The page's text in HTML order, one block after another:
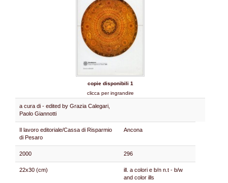
copie disponibili 1
clicca per ingrandire
a cura di - edited by Grazia Calegari,
Paolo Giannotti
Il lavoro editoriale/Cassa di Risparmio
di Pesaro
Ancona
2000 296
22x30 (cm)
ill. a colori e b/n n.t - b/w
and color ills